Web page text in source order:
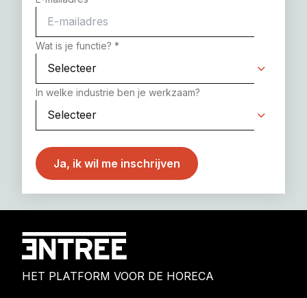
Wat is je functie? *
In welke industrie ben je werkzaam?
HET PLATFORM VOOR DE HORECA